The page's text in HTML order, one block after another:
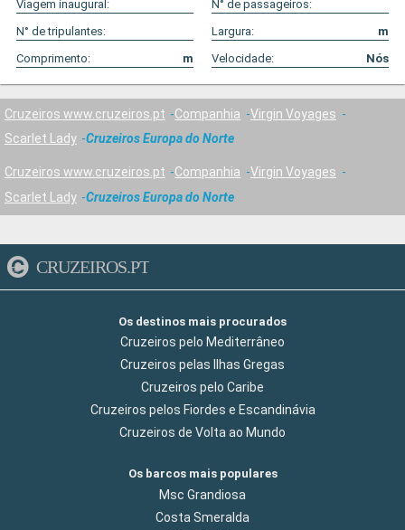
Viagem inaugural:
N° de passageiros:
N° de tripulantes:
Largura:
m
Comprimento:
m Velocidade: Nós
Cruzeiros www.cruzeiros.pt Companhia
Virgin Voyages
Scarlet Lady
Cruzeiros Europa do Norte
Cruzeiros www.cruzeiros.pt Companhia
Virgin Voyages
Scarlet Lady
Cruzeiros Europa do Norte
CRUZEIROS.PT
Os destinos mais procurados
Cruzeiros pelo Mediterrâneo
Cruzeiros pelas Ilhas Gregas
Cruzeiros pelo Caribe
Cruzeiros pelos Fiordes e Escandinávia
Cruzeiros de Volta ao Mundo
Os barcos mais populares
Msc Grandiosa
Costa Smeralda